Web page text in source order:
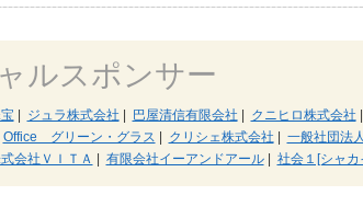
ルスポンサー
| ジュラ株式会社 | 巴屋清信有限会社 | クニヒロ株式会社 |
Office グリーン・グラス | クリシェ株式会社 | 一般社団法
会社ＶＩＴＡ | 有限会社イーアンドアール| 社会１[シャカ